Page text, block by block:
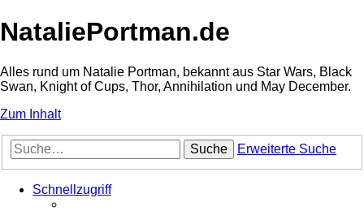
NataliePortman.de
Alles rund um Natalie Portman, bekannt aus Star Wars, Black
Swan, Knight of Cups, Thor, Annihilation und May December.
Zum Inhalt
Suche Erweiterte Suche
Schnellzugriff